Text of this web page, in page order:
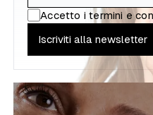
Accetto itermini e
Iscriviti alla newsletter